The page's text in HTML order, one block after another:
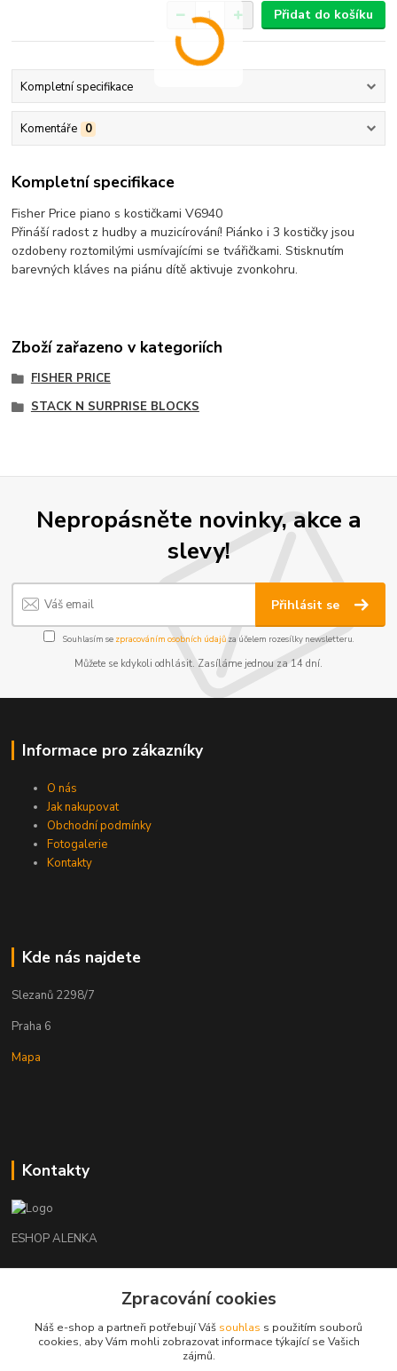
Přidat do košíku
Kompletní specifikace
Komentáře 0
Kompletní specifikace
Fisher Price piano s kostičkami V6940
Přináší radost z hudby a muzicírování! Piánko i 3 kostičky jsou
ozdobeny roztomilými usmívajícími se tvářičkami. Stisknutím
barevných kláves na piánu dítě aktivuje zvonkohru.
Zboží zařazeno v kategoriích
FISHER PRICE
STACK N SURPRISE BLOCKS
Nepropásněte novinky, akce a
slevy!
Přihlásit se
Souhlasím se zpracováním osobních údajůza účelem rozesílky newsletteru.
Můžete se kdykoli odhlásit. Zasíláme jednou za 14 dní.
Informace pro zákazníky
O nás
Jak nakupovat
Obchodní podmínky
Fotogalerie
Kontakty
Kde nás najdete
Slezanů 2298/7
Praha 6
Mapa
Kontakty
ESHOP ALENKA
+420602541312
orechovka@inmes.cz
Zpracování cookies
Náš e-shop a partneři potřebují Váš souhlas s použitím souborů
cookies, aby Vám mohli zobrazovat informace týkající se Vašich
zájmů.